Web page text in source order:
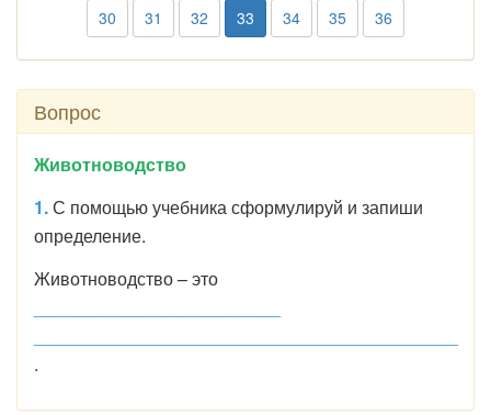
30 31 32 33 34 35 36
Вопрос
Животноводство
1.С помощью учебника сформулируй и запиши
определение.
Животноводство – это
.